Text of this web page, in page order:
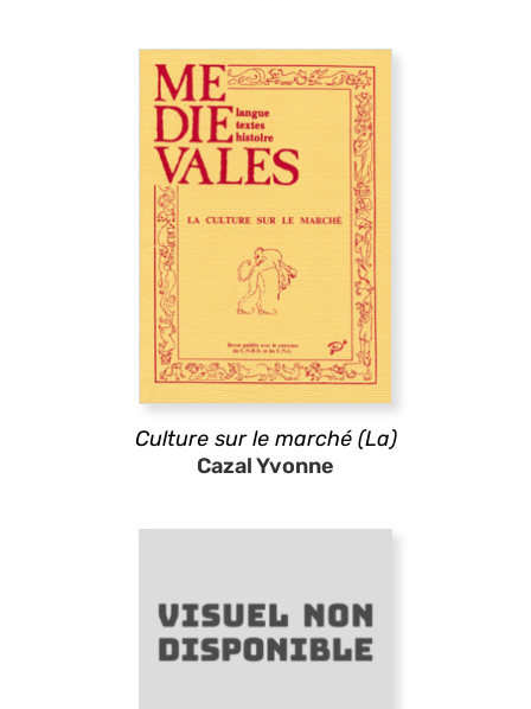
Culture sur le marché (La)
Cazal Yvonne